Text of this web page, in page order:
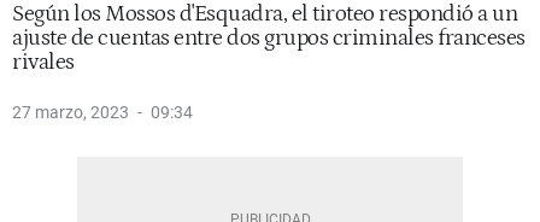
Según los Mossos d'Esquadra, el tiroteo respondió a un
ajuste de cuentas entre dos grupos criminales franceses
rivales
27 marzo, 2023 09:34